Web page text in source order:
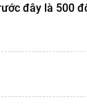
đây là 500